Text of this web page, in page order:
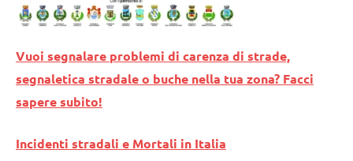
Vuoi segnalare problemi di carenza di strade,
segnaletica stradale o buche nella tua zona? Facci
sapere subito!
Incidenti stradali e Mortali in Italia